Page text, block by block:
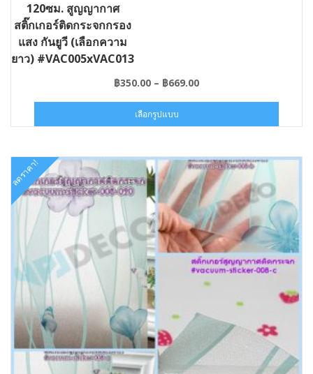
120ซม. สูญญากาศ
สติ๊กเกอร์ติดกระจกกรอง
แสง กันยูวี (เลือกความ
ยาว) #VAC005xVAC013
฿350.00 – ฿669.00Price
through
เลือกรูปแบบ
product
options
may
be
chosen
on
the
page
ลดราคา!